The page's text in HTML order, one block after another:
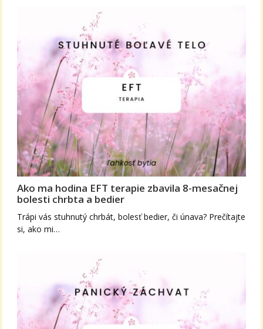
Ako ma hodina EFT terapie zbavila 8-mesačnej
bolesti chrbta a bedier
Trápi vás stuhnutý chrbát, bolesť bedier, či únava? Prečítajte
si, ako mi…